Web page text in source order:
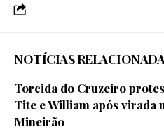
NOTÍCIAS
Torcida do Cruzeiro
Tite e William após virada
Mineirão